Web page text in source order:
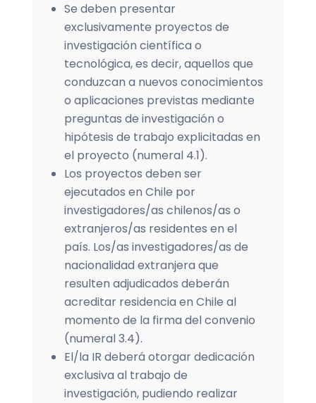
Se deben presentar
exclusivamente proyectos de
investigación científica o
tecnológica, es decir, aquellos que
conduzcan a nuevos conocimientos
o aplicaciones previstas mediante
preguntas de investigación o
hipótesis de trabajo explicitadas en
el proyecto (numeral 4.1).
Los proyectos deben ser
ejecutados en Chile por
investigadores/as chilenos/as o
extranjeros/as residentes en el
país. Los/as investigadores/as de
nacionalidad extranjera que
resulten adjudicados deberán
acreditar residencia en Chile al
momento de la firma del convenio
(numeral 3.4).
El/la IR deberá otorgar dedicación
exclusiva al trabajo de
investigación, pudiendo realizar